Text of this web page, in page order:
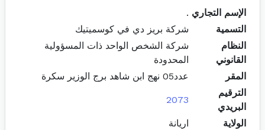
الإسم التجاري .
التسمية
شركة بريز دي في كوسميتيك
النظام
القانوني
شركة الشخص الواحد ذات المسؤولية
المحدودة
المقر
عدد05 نهج ابن شاهد برج الوزير سكرة
الترقيم
البريدي
2073
الولاية اريانة